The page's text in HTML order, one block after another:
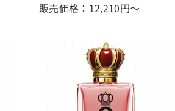
販売価格：12,210円～